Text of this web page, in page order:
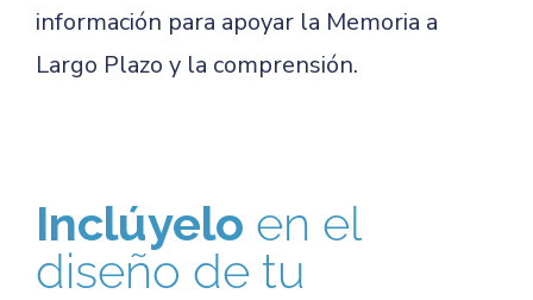
información para apoyar la Memoria a
Largo Plazo y la comprensión.
Inclúyelo en el
diseño de tu